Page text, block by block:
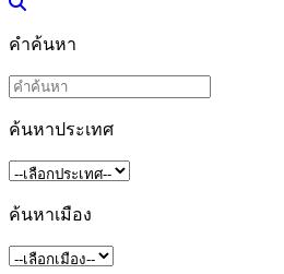
คำค้นหา
ค้นหาประเทศ
ค้นหาเมือง